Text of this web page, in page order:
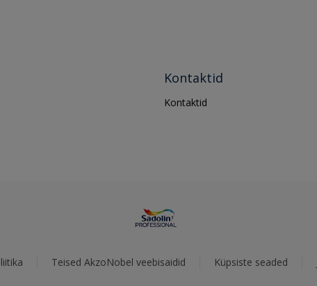
Kontaktid
Kontaktid
Teised AkzoNobel veebisaidid Küpsiste seaded